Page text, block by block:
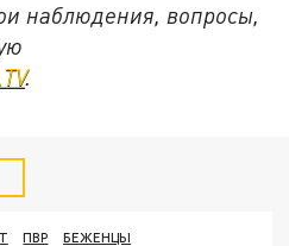
наблюдения, вопросы,
.
ПВР
БЕЖЕНЦЫ